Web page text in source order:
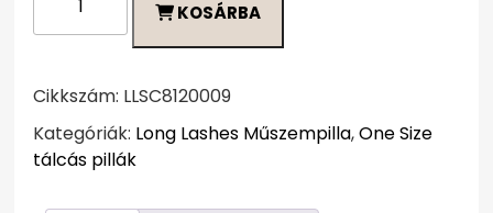
Lashes
Selyem
C/0,12-
mennyiség
KOSÁRBA
Cikkszám: LLSC8120009
Kategóriák: Long Lashes Műszempilla,One Size
tálcás pillák